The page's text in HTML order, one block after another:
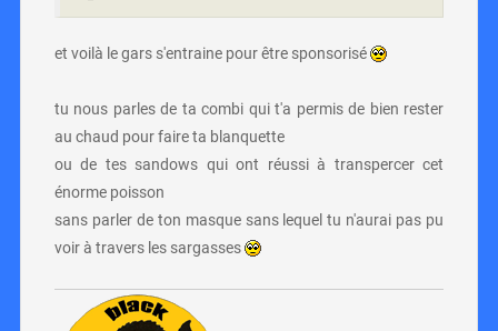
et voilà le gars s'entraine pour être sponsorisé
tu nous parles de ta combi qui t'a permis de bien rester
au chaud pour faire ta blanquette
ou de tes sandows qui ont réussi à transpercer cet
énorme poisson
sans parler de ton masque sans lequel tu n'aurai pas pu
voir à travers les sargasses